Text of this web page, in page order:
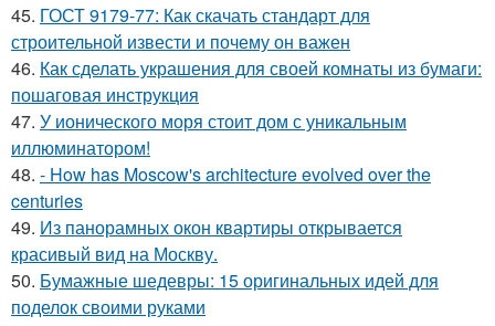
45. ГОСТ 9179-77: Как скачать стандарт для
строительной извести и почему он важен
46. Как сделать украшения для своей комнаты из бумаги:
пошаговая инструкция
47. У ионического моря стоит дом с уникальным
иллюминатором!
48. - How has Moscow's architecture evolved over the
centuries
49. Из панорамных окон квартиры открывается
красивый вид на Москву.
50. Бумажные шедевры: 15 оригинальных идей для
поделок своими руками